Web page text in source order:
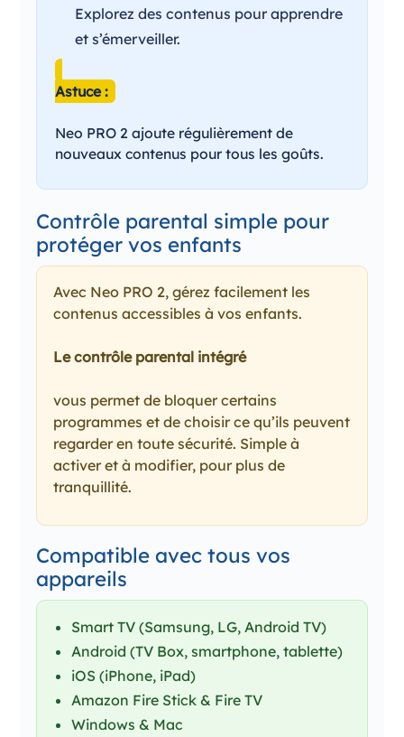
Explorez des contenus pour apprendre
et s’émerveiller.
Astuce :
Neo PRO 2 ajoute régulièrement de
nouveaux contenus pour tous les goûts.
Contrôle parental simple pour
protéger vos enfants
Avec Neo PRO 2, gérez facilement les
contenus accessibles à vos enfants.
Le contrôle parental intégré
vous permet de bloquer certains
programmes et de choisir ce qu’ils peuvent
regarder en toute sécurité. Simple à
activer et à modifier, pour plus de
tranquillité.
Compatible avec tous vos
appareils
Smart TV (Samsung, LG, Android TV)
Android (TV Box, smartphone, tablette)
iOS (iPhone, iPad)
Amazon Fire Stick & Fire TV
Windows & Mac